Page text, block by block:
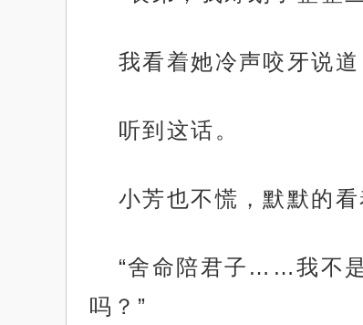
我看着她冷声咬牙说
听到这话。
小芳也不慌，默默的看
“舍命陪君子……我不
吗？”